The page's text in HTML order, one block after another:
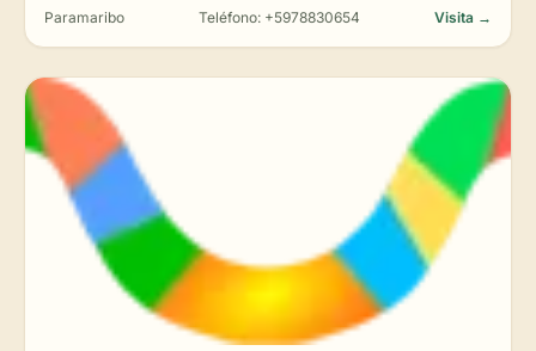
Paramaribo Teléfono: +5978830654 Visita →